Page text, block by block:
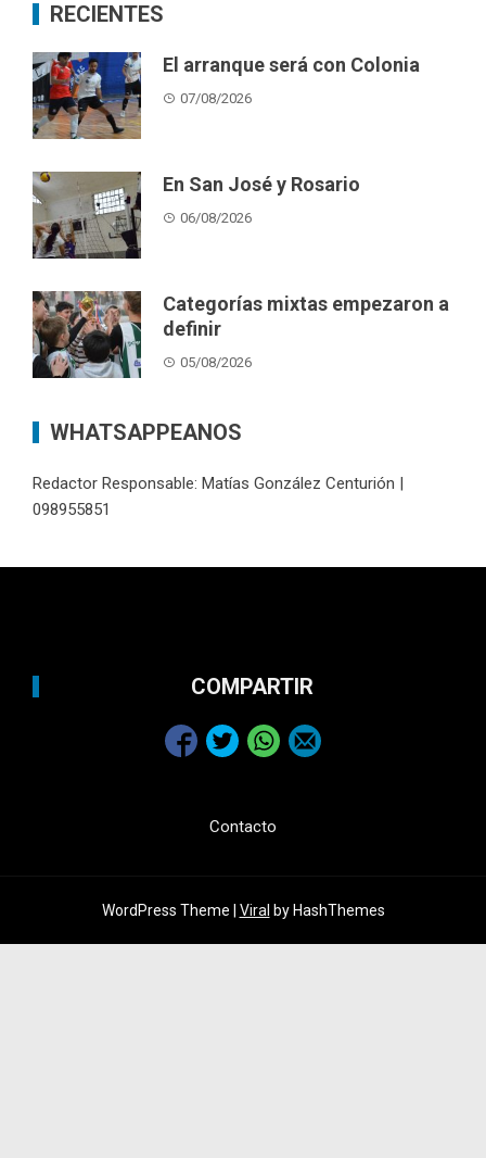
RECIENTES
El arranque será con Colonia
07/08/2026
En San José y Rosario
06/08/2026
Categorías mixtas empezaron a
definir
05/08/2026
WHATSAPPEANOS
Redactor Responsable: Matías González Centurión |
098955851
COMPARTIR
Contacto
WordPress Theme | Viral by HashThemes